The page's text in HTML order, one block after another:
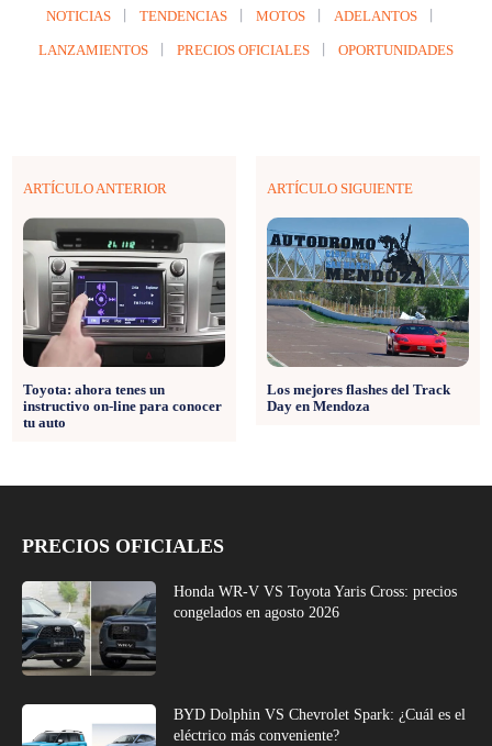
NOTICIAS TENDENCIAS MOTOS ADELANTOS
LANZAMIENTOS PRECIOS OFICIALES OPORTUNIDADES
ARTÍCULO ANTERIOR
Toyota: ahora tenes un
instructivo on-line para conocer
tu auto
ARTÍCULO SIGUIENTE
Los mejores flashes del Track
Day en Mendoza
PRECIOS OFICIALES
Honda WR-V VS Toyota Yaris Cross: precios
congelados en agosto 2026
BYD Dolphin VS Chevrolet Spark: ¿Cuál es el
eléctrico más conveniente?